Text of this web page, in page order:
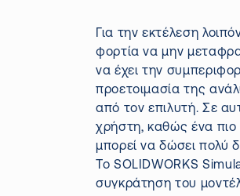
Για την εκτέλεση
φορτία να μην
να έχει την
προετοιμασία της
από τονεπιλυτή. Σε
χρήστη, καθώς ένα πιο
μπορεί να δώσει πολύ
Το SOLIDWORKS
συγκράτηση του